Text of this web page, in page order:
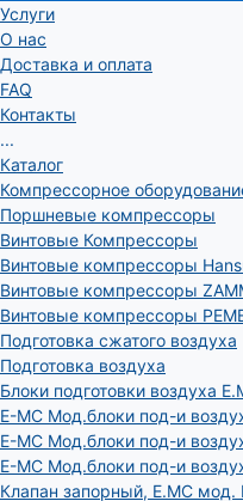
Услуги
О нас
Доставка и оплата
FAQ
Контакты
...
Каталог
Компрессорное
Поршневые компрессоры
Винтовые Компрессоры
Винтовые компрессоры
Винтовые компрессоры
Винтовые компрессоры
Подготовка сжатого воздуха
Подготовка воздуха
Блоки подготовки воздуха
E-MC Мод.блоки под-и
E-MC Мод.блоки под-и
E-MC Мод.блоки под-и
Клапан запорный, E.MC мод.